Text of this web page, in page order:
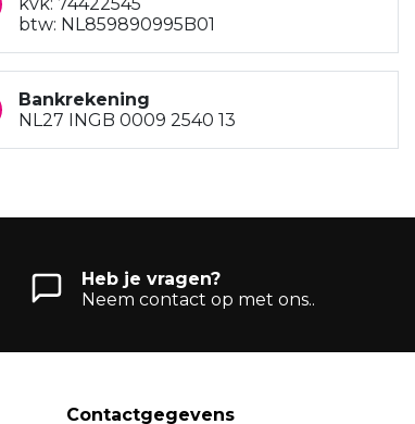
btw: NL859890995B01
Bankrekening
NL27 INGB 0009 2540 13
Heb je vragen?
Neem contact op met ons..
Contactgegevens